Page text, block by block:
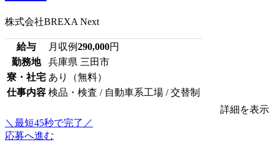
株式会社BREXA Next
給与 月収例290,000円
勤務地
兵庫県 三田市
寮・社宅 あり（無料）
仕事内容 検品・検査 / 自動車系工場 / 交替制
詳細を表示
＼最短45秒で完了／
応募へ進む